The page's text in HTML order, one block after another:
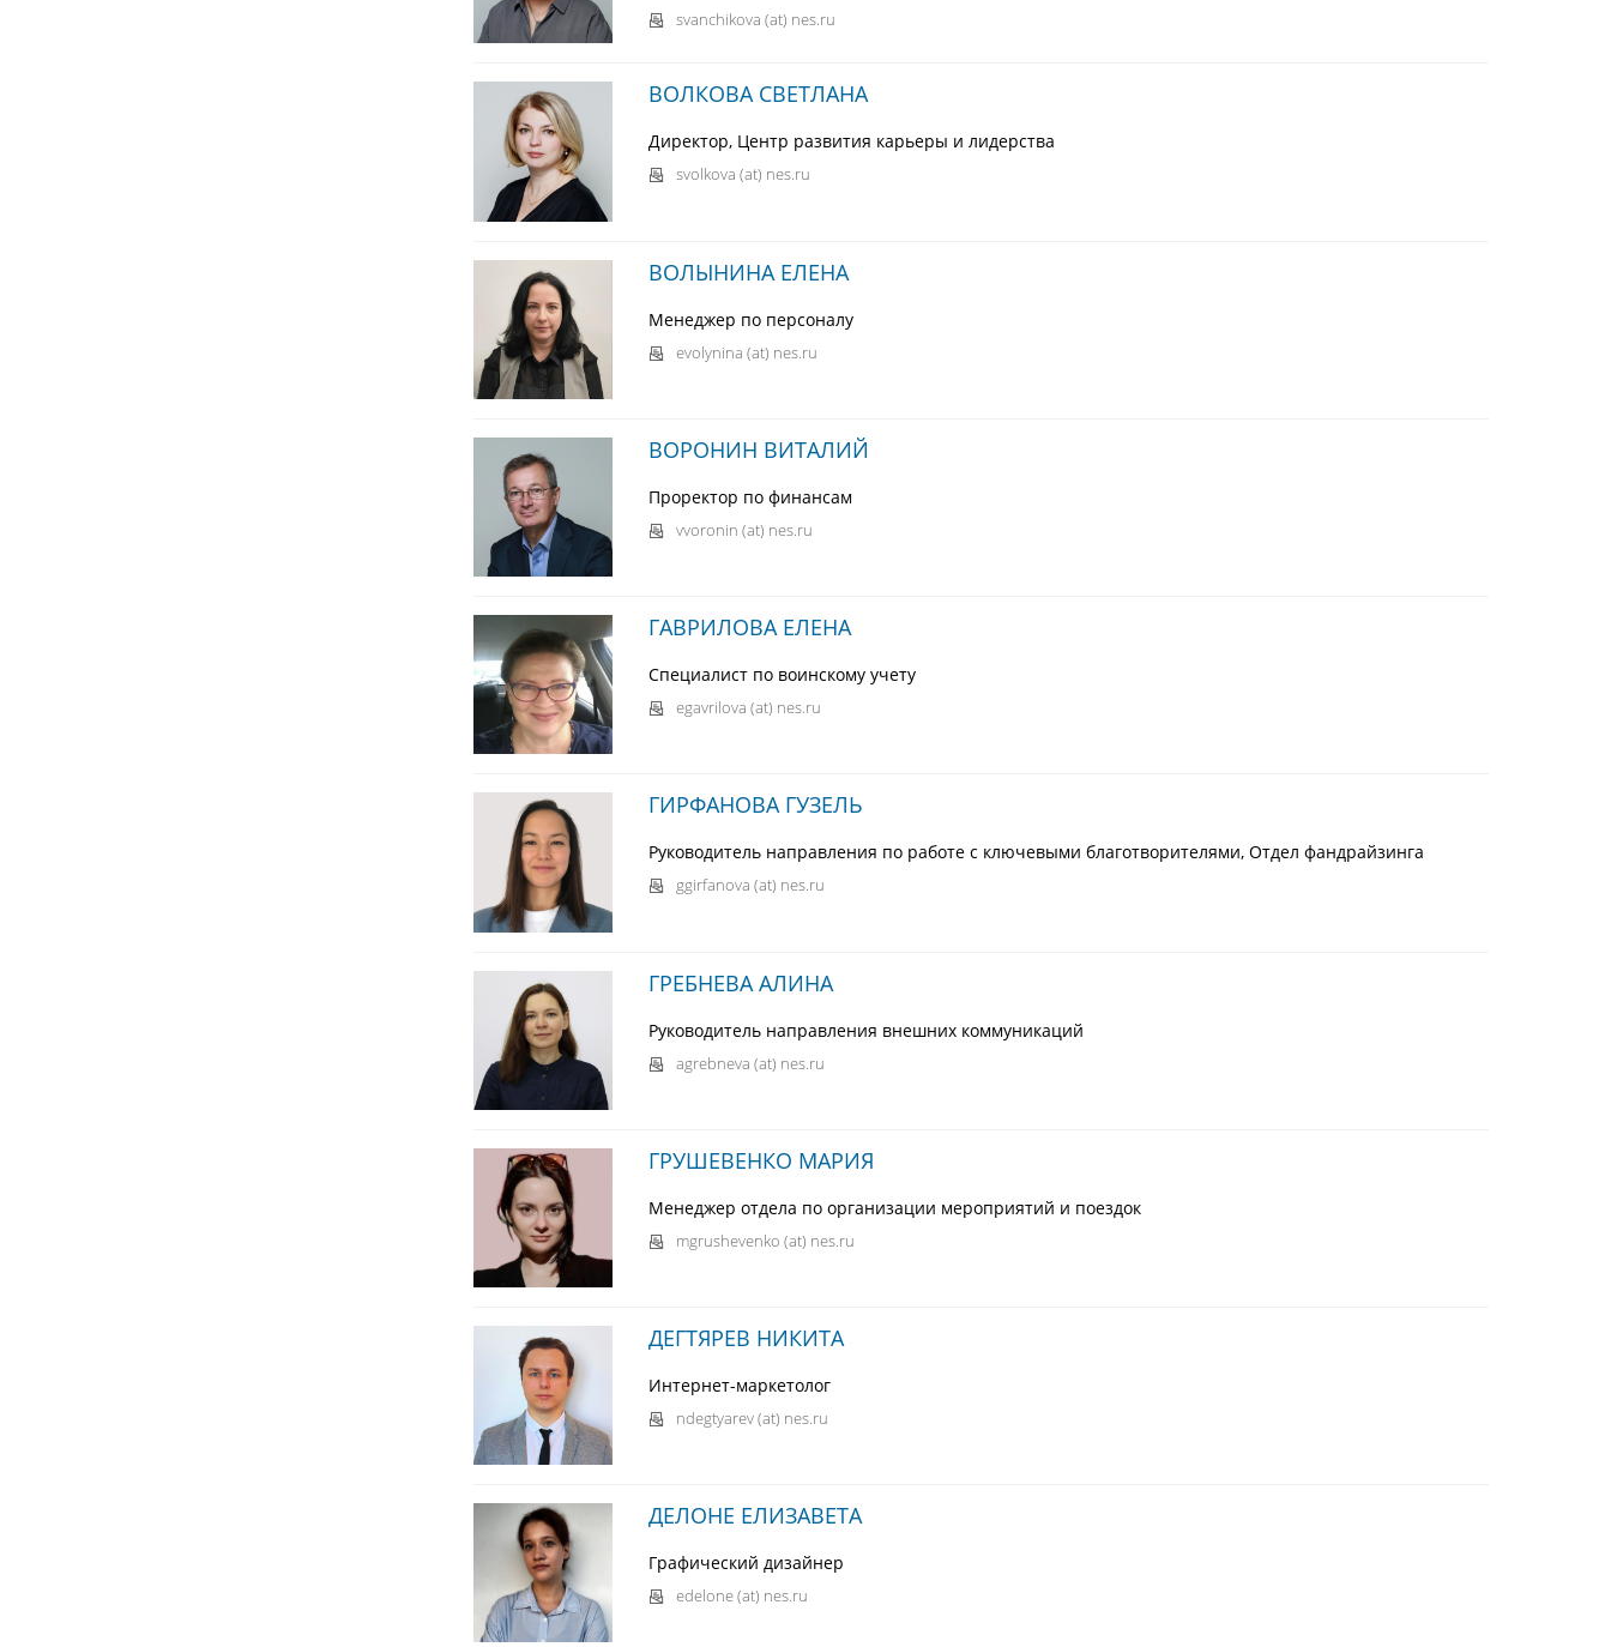
svanchikova (at) nes.ru
ВОЛКОВА СВЕТЛАНА
Директор, Центр развития карьеры и лидерства
svolkova (at) nes.ru
ВОЛЫНИНА ЕЛЕНА
Менеджер по персоналу
evolynina (at) nes.ru
ВОРОНИН ВИТАЛИЙ
Проректор по финансам
vvoronin (at) nes.ru
ГАВРИЛОВА ЕЛЕНА
Специалист по воинскому учету
egavrilova (at) nes.ru
ГИРФАНОВА ГУЗЕЛЬ
Руководитель направления по работе с ключевыми благотворителями, Отдел фандрайзинга
ggirfanova (at) nes.ru
ГРЕБНЕВА АЛИНА
Руководитель направления внешних коммуникаций
agrebneva (at) nes.ru
ГРУШЕВЕНКО МАРИЯ
Менеджер отдела по организации мероприятий и поездок
mgrushevenko (at) nes.ru
ДЕГТЯРЕВ НИКИТА
Интернет-маркетолог
ndegtyarev (at) nes.ru
ДЕЛОНЕ ЕЛИЗАВЕТА
Графический дизайнер
edelone (at) nes.ru